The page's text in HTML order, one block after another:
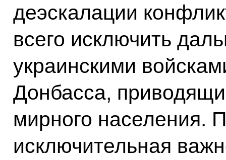
деэскалации
всего исключить
украинскими
Донбасса,
мирного населения.
исключительная